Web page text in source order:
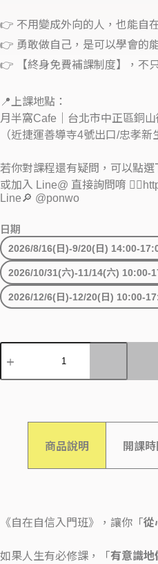
👉 不用變成外向的人，也能自
👉 勇敢做自己，是可以學會的
👉 【終身免費補課制度】，不
📍上課地點：
月半窩Cafe｜台北市中正區銅
（近捷運善導寺4號出口/忠孝新
若你對課程還有疑問，可以點選
或加入 Line@ 直接詢問唷
Line🔎 @ponwo
日期
2026/8/16(日)-9/20(日) 14:00-
2026/10/31(六)-11/14(六) 10:00-
2026/12/6(日)-12/20(日) 10:00-
商品說明 開課
《自在自信入門班》，讓你「 從
如果人生有必修課，「 有意識地